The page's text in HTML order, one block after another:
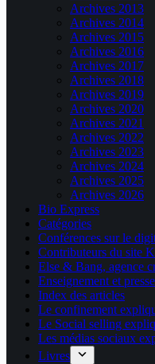
Archives 2013
Archives 2014
Archives 2015
Archives 2016
Archives 2017
Archives 2018
Archives 2019
Archives 2020
Archives 2021
Archives 2022
Archives 2023
Archives 2024
Archives 2025
Archives 2026
Bio Express
Catégories
Conférences sur le
Contributeurs du site
Else & Bang, agence
Enseignement et presse
Index des articles
Le confinement
Le Social selling
Les médias sociaux
Livres